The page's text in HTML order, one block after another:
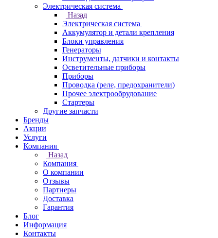
Электрическая система
Назад
Электрическая система
Аккумулятор и детали крепления
Блоки управления
Генераторы
Инструменты, датчики и контакты
Осветительные приборы
Приборы
Проводка (реле, предохранители)
Прочее электрообрудование
Стартеры
Другие запчасти
Бренды
Акции
Услуги
Компания
Назад
Компания
О компании
Отзывы
Партнеры
Доставка
Гарантия
Блог
Информация
Контакты